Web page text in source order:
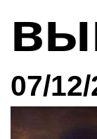
07/